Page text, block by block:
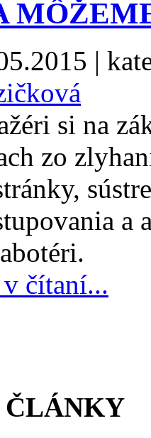
|
si na
zo
a
čítaní...
ČLÁNKY